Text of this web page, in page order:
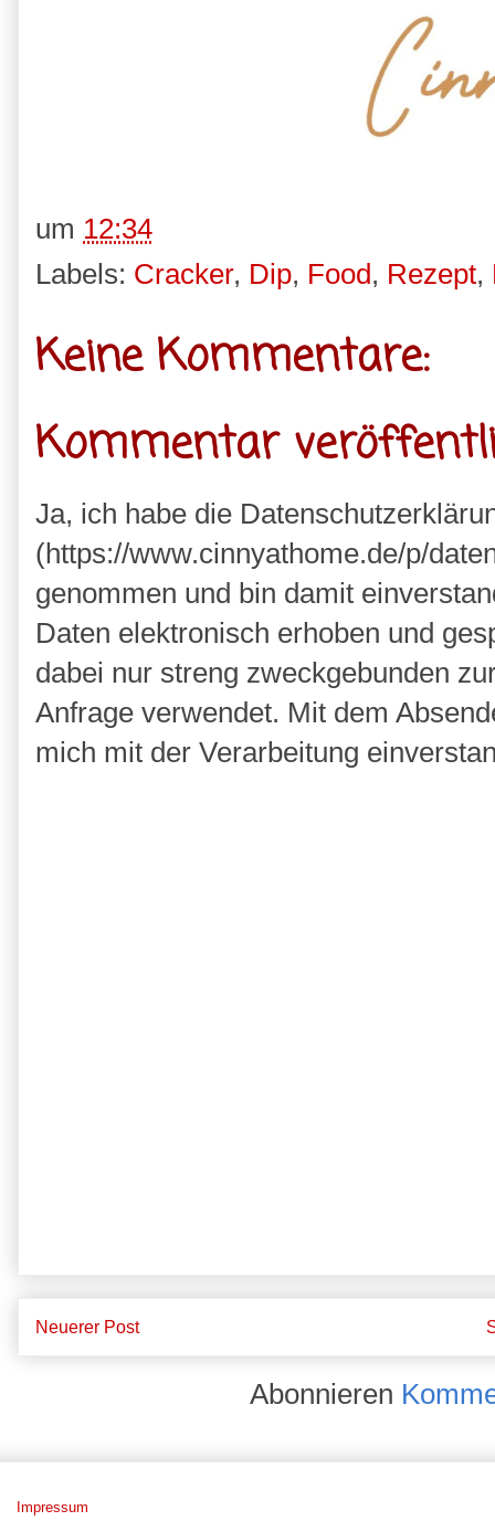
um 12:34
Labels: Cracker, Dip, Food, Rezept,
Keine Kommentare:
Kommentar
Ja, ich habe die
(https://www.cinnyathome.de/p/
genommen und bin damit
Daten elektronisch erhoben und
dabei nur streng zweckgebunden
Anfrage verwendet. Mit dem
mich mit der Verarbeitung
Neuerer Post
Abonnieren
Impressum